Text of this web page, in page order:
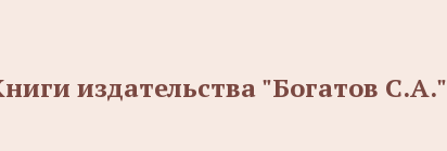
издательства "Богатов С.А."